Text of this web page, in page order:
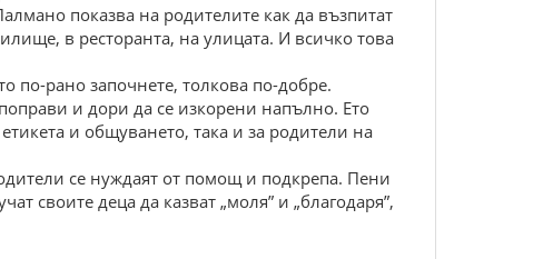
показва на родителите как да възпитат
в ресторанта, на улицата. И всичко това
по-рано започнете, толкова по-добре.
и дори да се изкорени напълно. Ето
и общуването, така и за родители на
се нуждаят от помощ и подкрепа. Пени
своите деца да казват „моля” и „благодаря”,